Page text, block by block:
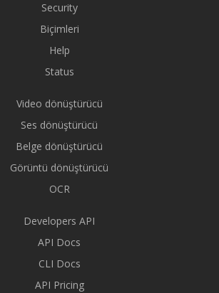
Security
Biçimleri
Help
Status
Video dönüştürücü
Ses dönüştürücü
Belge dönüştürücü
Görüntü dönüştürücü
OCR
Developers API
API Docs
CLI Docs
API Pricing